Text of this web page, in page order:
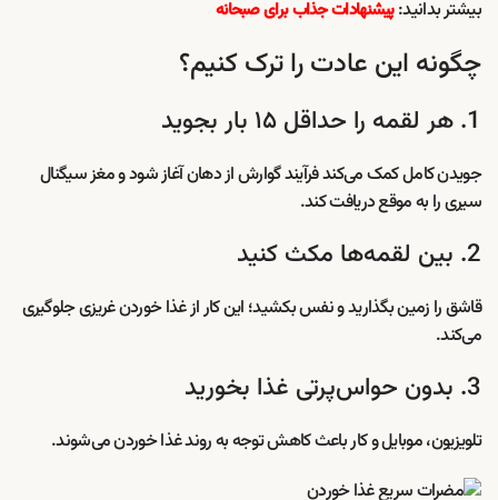
بیشتر بدانید:پیشنهادات جذاب برای صبحانه
چگونه این عادت را ترک کنیم؟
1. هر لقمه را حداقل ۱۵ بار بجوید
جویدن کامل کمک می‌کند فرآیند گوارش از دهان آغاز شود و مغز سیگنال
سیری را به موقع دریافت کند.
2. بین لقمه‌ها مکث کنید
قاشق را زمین بگذارید و نفس بکشید؛ این کار از غذا خوردن غریزی جلوگیری
می‌کند.
3. بدون حواس‌پرتی غذا بخورید
تلویزیون، موبایل و کار باعث کاهش توجه به روند غذا خوردن می‌شوند.